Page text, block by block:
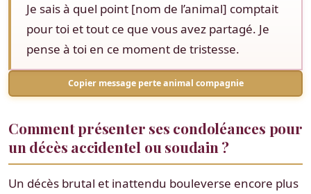
Je sais à quel point [nom de l’animal] comptait
pour toi et tout ce que vous avez partagé. Je
pense à toi en ce moment de tristesse.
Copier message perte animal compagnie
Comment présenter ses condoléances pour
un décès accidentel ou soudain ?
Un décès brutal et inattendu bouleverse encore plus